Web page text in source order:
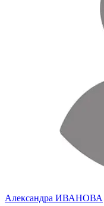
Александра ИВАНОВА